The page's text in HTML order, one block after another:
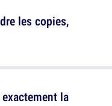
les copies,
la